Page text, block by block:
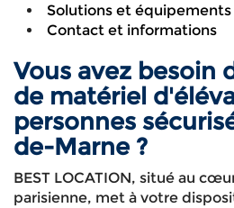
Solutions et équipements
Contact et informations
Vous avez besoin
de matériel
personnes
de-Marne ?
BEST LOCATION, situé au
parisienne, met à votre